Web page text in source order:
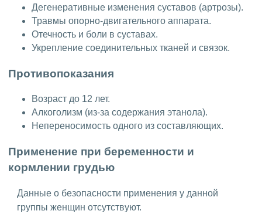
Дегенеративные изменения суставов (артрозы).
Травмы опорно-двигательного аппарата.
Отечность и боли в суставах.
Укрепление соединительных тканей и связок.
Противопоказания
Возраст до 12 лет.
Алкоголизм (из-за содержания этанола).
Непереносимость одного из составляющих.
Применение при беременности и
кормлении грудью
Данные о безопасности применения у данной
группы женщин отсутствуют.